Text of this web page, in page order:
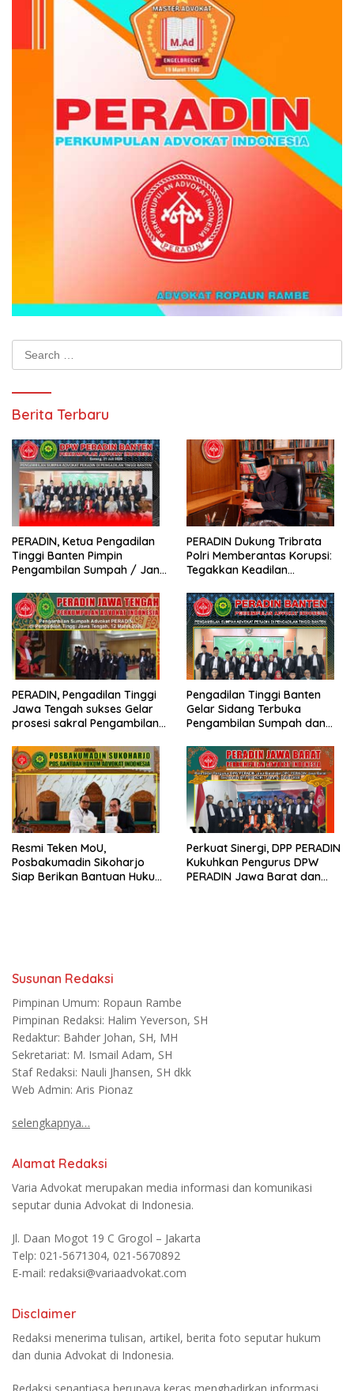
Berita Terbaru
PERADIN, Ketua Pengadilan
Tinggi Banten Pimpin
Pengambilan Sumpah / Janji
PERADIN Dukung Tribrata
Polri Memberantas Korupsi:
Tegakkan Keadilan
Justitia Ruat Caelum
PERADIN, Pengadilan Tinggi
Jawa Tengah sukses Gelar
prosesi sakral Pengambilan
Pengadilan Tinggi Banten
Gelar Sidang Terbuka
Pengambilan Sumpah dan
Resmi Teken MoU,
Posbakumadin Sikoharjo
Siap Berikan Bantuan Hukum
Perkuat Sinergi, DPP PERADIN
Kukuhkan Pengurus DPW
PERADIN Jawa Barat dan
Susunan Redaksi
Pimpinan Umum: Ropaun Rambe
Pimpinan Redaksi: Halim Yeverson, SH
Redaktur: Bahder Johan, SH, MH
Sekretariat: M. Ismail Adam, SH
Staf Redaksi: Nauli Jhansen, SH dkk
Web Admin: Aris Pionaz
selengkapnya…
Alamat Redaksi
Varia Advokat merupakan media informasi dan komunikasi
seputar dunia Advokat di Indonesia.
Jl. Daan Mogot 19 C Grogol – Jakarta
Telp: 021-5671304, 021-5670892
E-mail: redaksi@variaadvokat.com
Disclaimer
Redaksi menerima tulisan, artikel, berita foto seputar hukum
dan dunia Advokat di Indonesia.
Redaksi senantiasa berupaya keras menghadirkan informasi